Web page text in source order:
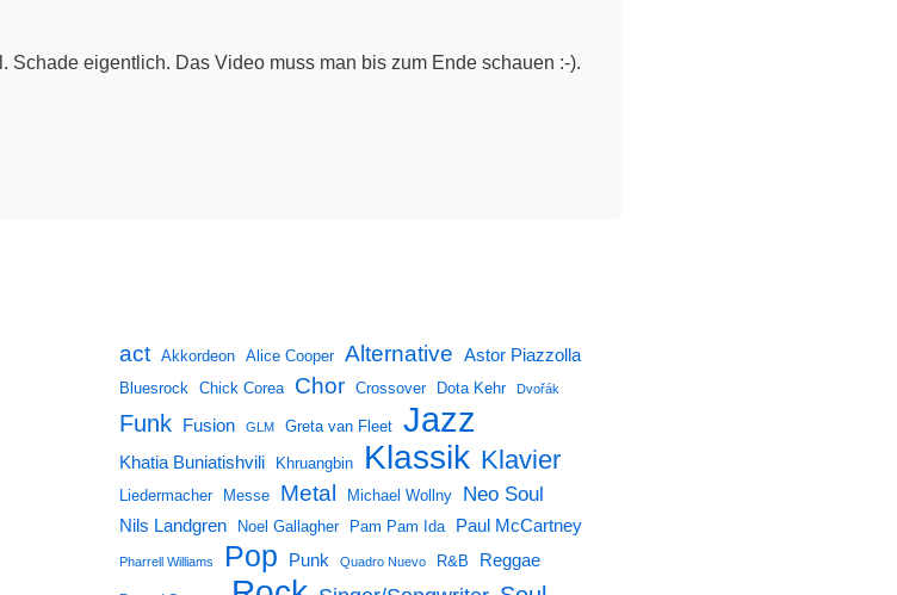
eigentlich. Das Video muss man bis zum Ende schauen :-).
act Akkordeon Alice Cooper Alternative Astor Piazzolla
Bluesrock Chick Corea Chor Crossover Dota Kehr Dvořák
Funk Fusion GLM Greta van Fleet Jazz
Khatia Buniatishvili Khruangbin Klassik Klavier
Liedermacher Messe Metal Michael Wollny Neo Soul
Nils Landgren Noel Gallagher Pam Pam Ida Paul McCartney
Pharrell Williams Pop Punk Quadro Nuevo R&B Reggae